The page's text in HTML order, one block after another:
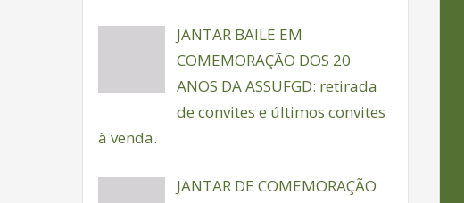
JANTAR BAILE EM
COMEMORAÇÃO DOS 20
ANOS DA ASSUFGD: retirada
de convites e últimos convites
à venda.
JANTAR DE COMEMORAÇÃO